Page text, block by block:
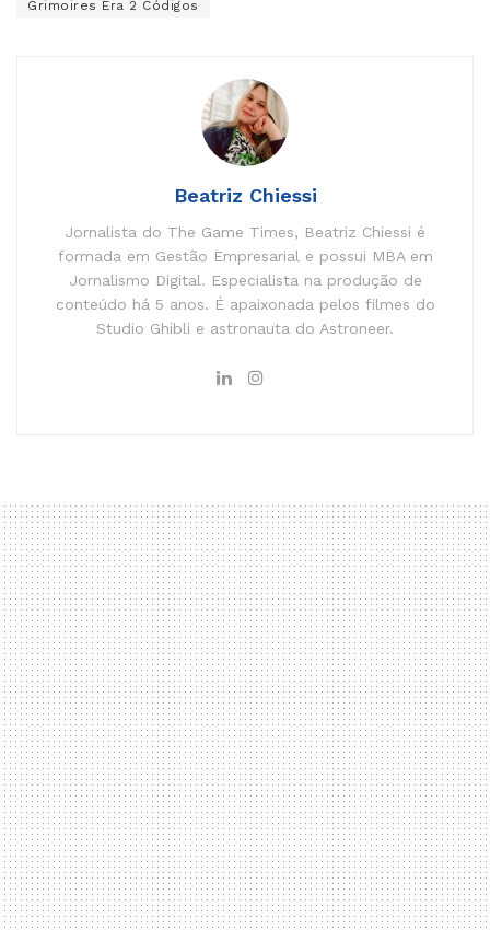
Grimoires Era 2 Códigos
Beatriz Chiessi
Jornalista do The Game Times, Beatriz Chiessi é
formada em Gestão Empresarial e possui MBA em
Jornalismo Digital. Especialista na produção de
conteúdo há 5 anos. É apaixonada pelos filmes do
Studio Ghibli e astronauta do Astroneer.